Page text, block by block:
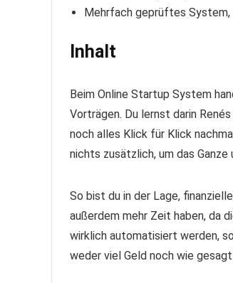
Mehrfach geprüftes
Inhalt
Beim Online Startup System
Vorträgen. Du lernst darin
noch alles Klick für Klick
nichts zusätzlich, um das Ganze
So bist du in der Lage,
außerdem mehr Zeit haben, da
wirklich automatisiert werden,
weder viel Geld noch wie